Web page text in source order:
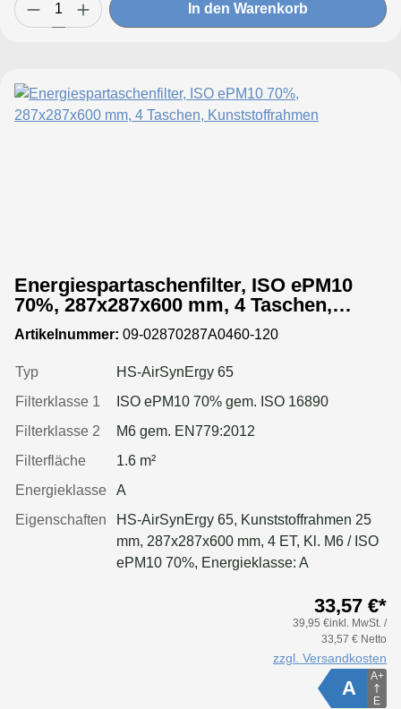
In den Warenkorb
Energiespartaschenfilter, ISO ePM10
70%, 287x287x600 mm, 4 Taschen,
Kunststoffrahmen
Artikelnummer: 09-02870287A0460-120
Typ
HS-AirSynErgy 65
Filterklasse 1
ISO ePM10 70% gem. ISO 16890
Filterklasse 2
M6 gem. EN779:2012
Filterfläche
1.6 m²
Energieklasse
A
Eigenschaften
HS-AirSynErgy 65, Kunststoffrahmen 25
mm, 287x287x600 mm, 4 ET, Kl. M6 / ISO
ePM10 70%, Energieklasse: A
33,57 €*
39,95 €inkl. MwSt. /
33,57 € Netto
zzgl. Versandkosten
A
A+
E